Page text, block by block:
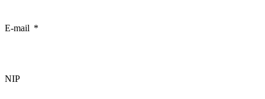
E-mail
NIP